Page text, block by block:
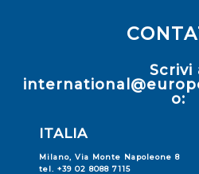
Scrivi
o:
ITALIA
Milano, Via Monte Napoleone 8
tel. +39 02 8088 7115